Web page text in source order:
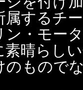
属するチ
ン・モー
素晴らし
のもので